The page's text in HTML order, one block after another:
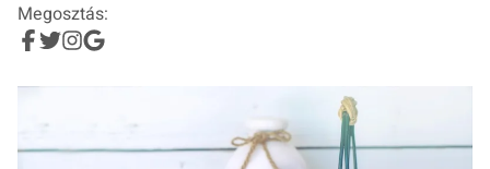
Megosztás: